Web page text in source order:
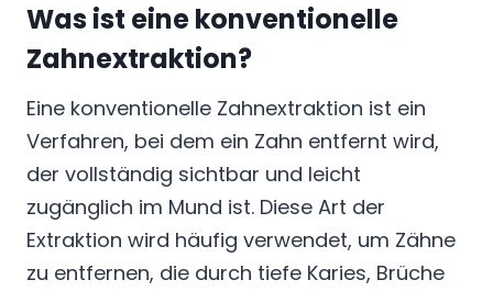
Was ist eine konventionelle
Zahnextraktion?
Eine konventionelle Zahnextraktion ist ein
Verfahren, bei dem ein Zahn entfernt wird,
der vollständig sichtbar und leicht
zugänglich im Mund ist. Diese Art der
Extraktion wird häufig verwendet, um Zähne
zu entfernen, die durch tiefe Karies, Brüche